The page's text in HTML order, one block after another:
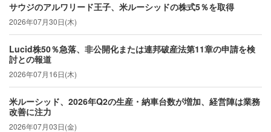
サウジのアルワリード王子、米ルーシッドの株式5％を取得
2026年07月30日(木)
Lucid株50％急落、非公開化または連邦破産法第11章の申請を検
討との報道
2026年07月16日(木)
米ルーシッド、2026年Q2の生産・納車台数が増加、経営陣は業務
改善に注力
2026年07月03日(金)